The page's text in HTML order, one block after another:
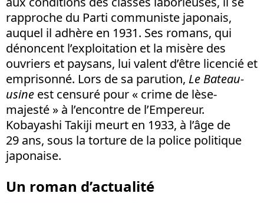
rapproche du Parti communiste japonais,
auquel il adhère en 1931. Ses romans, qui
dénoncent l’exploitation et la misère des
ouvriers et paysans, lui valent d’être licencié et
emprisonné. Lors de sa parution, Le Bateau-
usine est censuré pour « crime de lèse-
majesté » à l’encontre de l’Empereur.
Kobayashi Takiji meurt en 1933, à l’âge de
29 ans, sous la torture de la police politique
japonaise.
Un roman d’actualité